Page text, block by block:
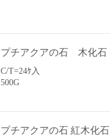
プチアクアの石 木化石
C/T=24ｹ入
500G
プチアクアの石 紅木化石